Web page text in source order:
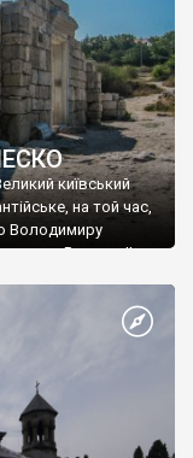
київський
на той час,
Володимиру
Василю ІІ, та
християнином.
Таврійського